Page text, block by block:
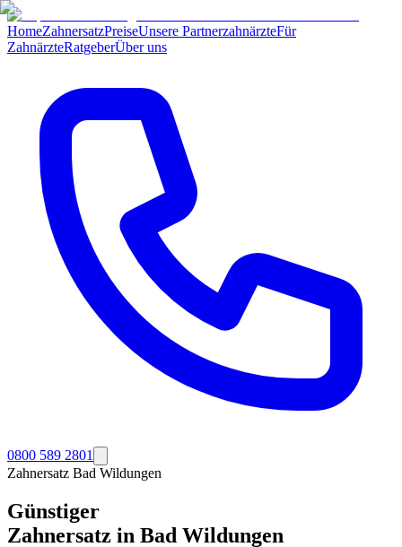
HomeZahnersatzPreiseUnsere PartnerzahnärzteFür
ZahnärzteRatgeberÜber uns
0800 589 2801
Zahnersatz Bad Wildungen
Günstiger
Zahnersatz in Bad Wildungen